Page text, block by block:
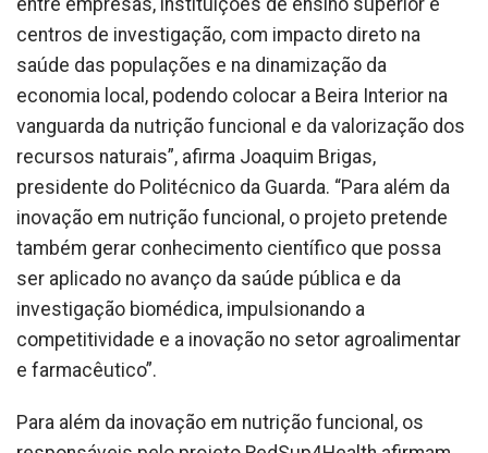
entre empresas, instituições de ensino superior e
centros de investigação, com impacto direto na
saúde das populações e na dinamização da
economia local, podendo colocar a Beira Interior na
vanguarda da nutrição funcional e da valorização dos
recursos naturais”, afirma Joaquim Brigas,
presidente do Politécnico da Guarda. “Para além da
inovação em nutrição funcional, o projeto pretende
também gerar conhecimento científico que possa
ser aplicado no avanço da saúde pública e da
investigação biomédica, impulsionando a
competitividade e a inovação no setor agroalimentar
e farmacêutico”.
Para além da inovação em nutrição funcional, os